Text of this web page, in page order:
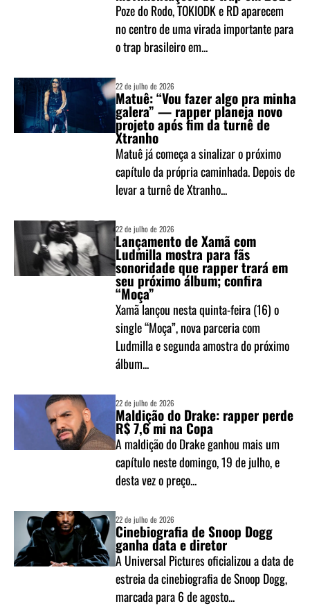
Poze do Rodo, TOKIODK e RD aparecem
no centro de uma virada importante para
o trap brasileiro em...
22 de julho de 2026
Matuê: “Vou fazer algo pra minha
galera” — rapper planeja novo
projeto após fim da turnê de
Xtranho
Matuê já começa a sinalizar o próximo
capítulo da própria caminhada. Depois de
levar a turnê de Xtranho...
22 de julho de 2026
Lançamento de Xamã com
Ludmilla mostra para fãs
sonoridade que rapper trará em
seu próximo álbum; confira
“Moça”
Xamã lançou nesta quinta-feira (16) o
single “Moça”, nova parceria com
Ludmilla e segunda amostra do próximo
álbum...
22 de julho de 2026
Maldição do Drake: rapper perde
R$ 7,6 mi na Copa
A maldição do Drake ganhou mais um
capítulo neste domingo, 19 de julho, e
desta vez o preço...
22 de julho de 2026
Cinebiografia de Snoop Dogg
ganha data e diretor
A Universal Pictures oficializou a data de
estreia da cinebiografia de Snoop Dogg,
marcada para 6 de agosto...